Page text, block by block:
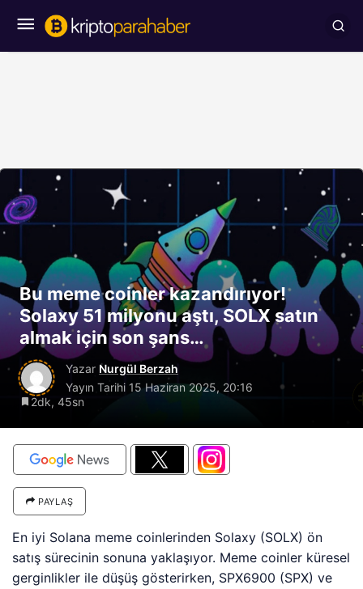
Bu meme coinler kazandırıyor!
Solaxy 51 milyonu aştı, SOLX satın
almak için son şans…
Yazar Nurgül Berzah
Yayın Tarihi 15 Haziran 2025, 20:16
2dk, 45sn
PAYLAŞ
En iyi Solana meme coinlerinden Solaxy (SOLX) ön
satış sürecinin sonuna yaklaşıyor. Meme coinler küresel
gerginlikler ile düşüş gösterirken, SPX6900 (SPX) ve